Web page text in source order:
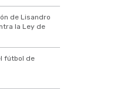
de Lisandro
la Ley de
fútbol de